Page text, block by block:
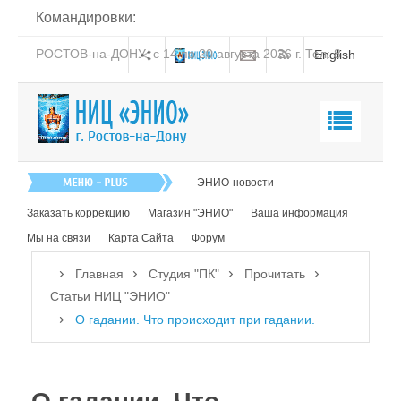
Командировки:
РОСТОВ-на-ДОНУ: с 14 по 20 августа 2026 г. Тел: 8-
English
Книга
Обучение
Посмотреть
ЭНИО-новости
Заказать коррекцию Магазин "ЭНИО"
Ваша информация
Мы на связи
Карта Сайта Форум
Главная Студия "ПК"
Прочитать
Статьи НИЦ "ЭНИО"
О гадании. Что происходит при гадании.